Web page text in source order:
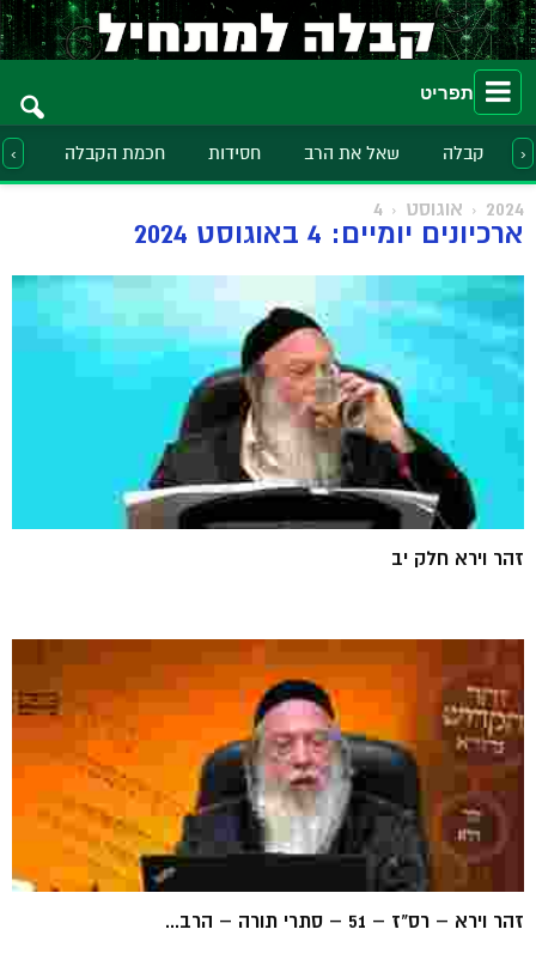
תפריט
קבלה שאל את הרב חסידות חכמת הקבלה ›
‹
2024 אוגוסט 4
ארכיונים יומיים: 4 באוגוסט 2024
זהר וירא חלק יב
זהר וירא – רס"ז – 51 – סתרי תורה – הרב...